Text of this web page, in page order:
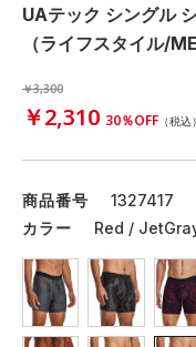
UAテック シングル
（ライフスタイル/
￥3,300
￥2,310 30％OFF （税込）
商品番号
1327417
カラー
Red /